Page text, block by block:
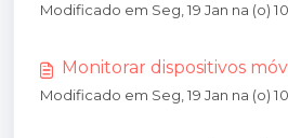
Modificado em Seg, 19 Jan na (o)
Monitorar dispositivos
Modificado em Seg, 19 Jan na (o)